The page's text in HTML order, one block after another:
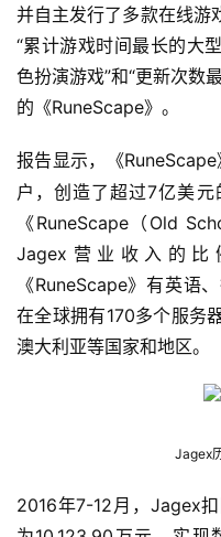
游
戏
业
手
机
戏
单
机
闲
并自主发行了多款在线游
“累计游戏时间最长的大
色扮演游戏”和“更新次数
的《RuneScape》。
报告显示，《
户，创造了超过7亿美元
《RuneScape（Old
Jagex营业收入的
《RuneScape》有英语
在全球拥有170多个服务
澳大利亚等国家和地区。
Jagex
2016年7-12月，Jagex